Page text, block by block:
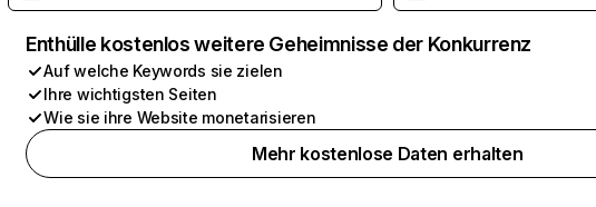
Enthülle kostenlos weitere Geheimnisse der Konkurrenz
Auf welche Keywords sie zielen
Ihre wichtigsten Seiten
Wie sie ihre Website monetarisieren
Mehr kostenlose Daten erhalten